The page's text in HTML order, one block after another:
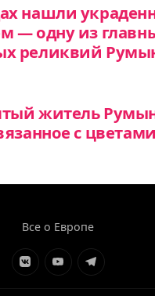
нашли
— одну из
реликвий
житель
с цветами
Все о Европе
ЭлементЭлементЭлемент